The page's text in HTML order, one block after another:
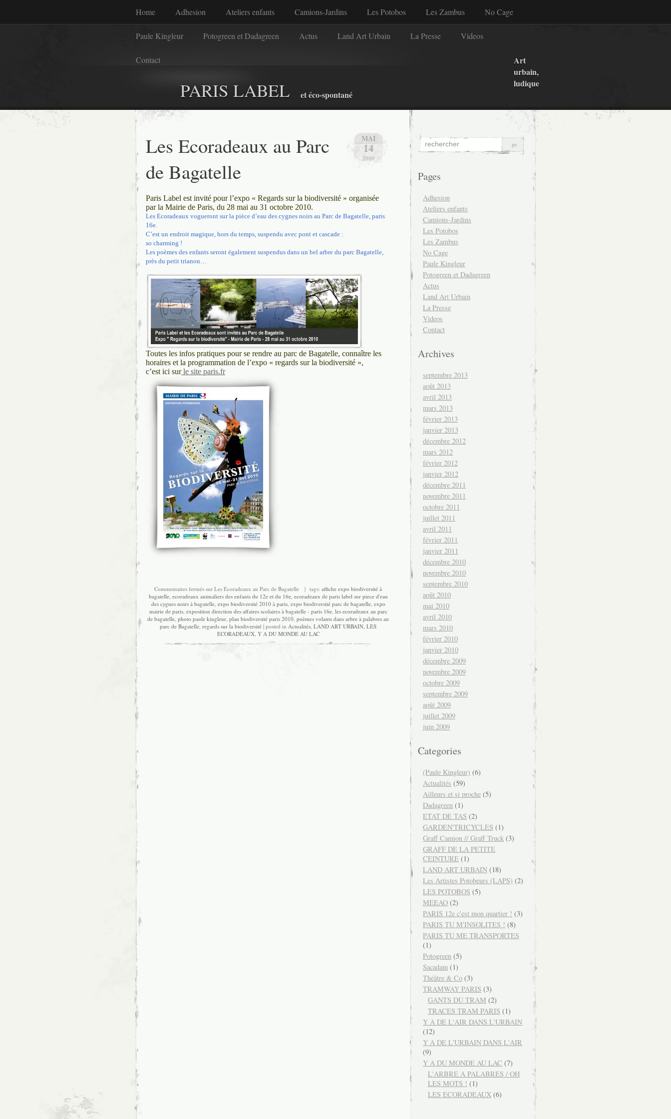
Home Adhesion Ateliers enfants Camions-Jardins Les Potobos Les Zambus No Cage
Paule Kingleur Potogreen et Dadagreen Actus Land Art Urbain La Presse Videos
Contact
PARIS LABEL
Art
urbain,
ludique
et éco-spontané
MAI
14
2010
Les Ecoradeaux au Parc
de Bagatelle
Paris Label est invité pour l’expo « Regards sur la biodiversité » organisée
par la Mairie de Paris, du 28 mai au 31 octobre 2010.
Les Ecoradeaux vogueront sur la pièce d’eau des cygnes noirs au Parc de Bagatelle, paris
16e.
C’est un endroit magique, hors du temps, suspendu avec pont et cascade :
so charming !
Les poèmes des enfants seront également suspendus dans un bel arbre du parc Bagatelle,
près du petit trianon…
Toutes les infos pratiques pour se rendre au parc de Bagatelle, connaître les
horaires et la programmation de l’expo « regards sur la biodiversité »,
c’est ici surle site paris.fr
Commentaires fermés sur Les Ecoradeaux au Parc de Bagatelle | tags: affiche expo biodiversité à
bagatelle, ecoradeaux animaliers des enfants du 12e et du 16e, ecoradeaux de paris label sur piece d'eau
des cygnes noirs à bagatelle, expo biodiversité 2010 à paris, expo biodiversité parc de bagatelle, expo
mairie de paris, exposition direction des affaires scolaires à bagatelle - paris 16e, les ecoradeaux au parc
de bagatelle photo paule kingleur plan biodiversité paris 2010 poèmes volants dans arbre à palabres au
parc de Bagatelle regards sur la biodiversité | posted in Actualités LAND ART URBAIN LES
ECORADEAUX, Y A DU MONDE AU LAC
Pages
Adhesion
Ateliers enfants
Camions-Jardins
Les Potobos
Les Zambus
No Cage
Paule Kingleur
Potogreen et Dadagreen
Actus
Land Art Urbain
La Presse
Videos
Contact
Archives
septembre 2013
août 2013
avril 2013
mars 2013
février 2013
janvier 2013
décembre 2012
mars 2012
février 2012
janvier 2012
décembre 2011
novembre 2011
octobre 2011
juillet 2011
avril 2011
février 2011
janvier 2011
décembre 2010
novembre 2010
septembre 2010
août 2010
mai 2010
avril 2010
mars 2010
février 2010
janvier 2010
décembre 2009
novembre 2009
octobre 2009
septembre 2009
août 2009
juillet 2009
juin 2009
Categories
(Paule Kingleur) (6)
Actualités (59)
Ailleurs et si proche (5)
Dadagreen (1)
ETAT DE TAS (2)
GARDEN'TRICYCLES (1)
Graff Camion // Graff Truck (3)
GRAFF DE LA PETITE
CEINTURE (1)
LAND ART URBAIN (18)
Les Artistes Potobeurs (LAPS) (2)
LES POTOBOS (5)
MEEAO (2)
PARIS 12e c'est mon quartier ! (3)
PARIS TU M'INSOLITES ! (8)
PARIS TU ME TRANSPORTES
(1)
Potogreen (5)
Sacadam (1)
Théâtre & Co (3)
TRAMWAY PARIS (3)
GANTS DU TRAM (2)
TRACES TRAM PARIS (1)
Y A DE L'AIR DANS L'URBAIN
(12)
Y A DE L'URBAIN DANS L'AIR
(9)
Y A DU MONDE AU LAC (7)
L'ARBRE A PALABRES / OH
LES MOTS ! (1)
LES ECORADEAUX (6)